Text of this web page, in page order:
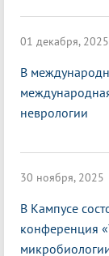
01 декабря, 2025
В
неврологии
30 ноября, 2025
В Кампусе
конференция